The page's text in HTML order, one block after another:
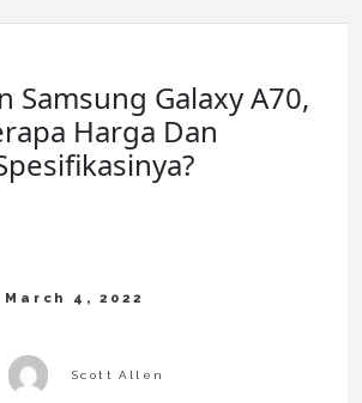
Samsung Galaxy A70,
Harga Dan